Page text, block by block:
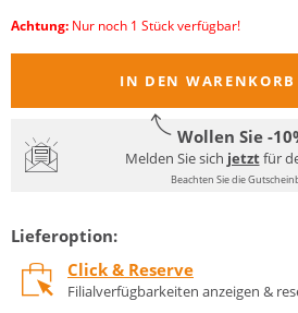
Achtung: Nur noch 1 Stück verfügbar!
IN DEN WARENKORB
Wollen Sie -
Melden Sie sich jetztfür
Beachten Sie die
Lieferoption:
Click & Reserve
Filialverfügbarkeiten anzeigen &